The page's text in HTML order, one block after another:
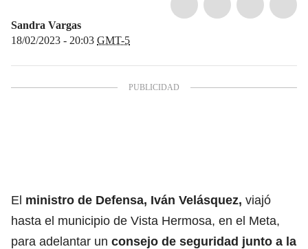
Sandra Vargas
18/02/2023 - 20:03 GMT-5
El ministro de Defensa, Iván Velásquez, viajó
hasta el municipio de Vista Hermosa, en el Meta,
para adelantar un consejo de seguridad junto a la